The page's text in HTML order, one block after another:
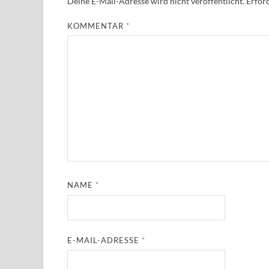
KOMMENTAR *
NAME *
E-MAIL-ADRESSE *